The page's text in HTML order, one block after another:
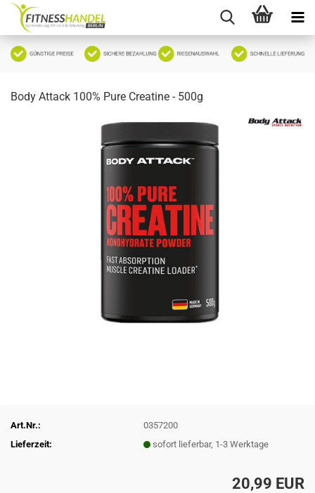
Body Attack 100% Pure Creatine - 500g
Art.Nr.:
0357200
Lieferzeit:
sofort lieferbar, 1-3 Werktage
20,99 EUR